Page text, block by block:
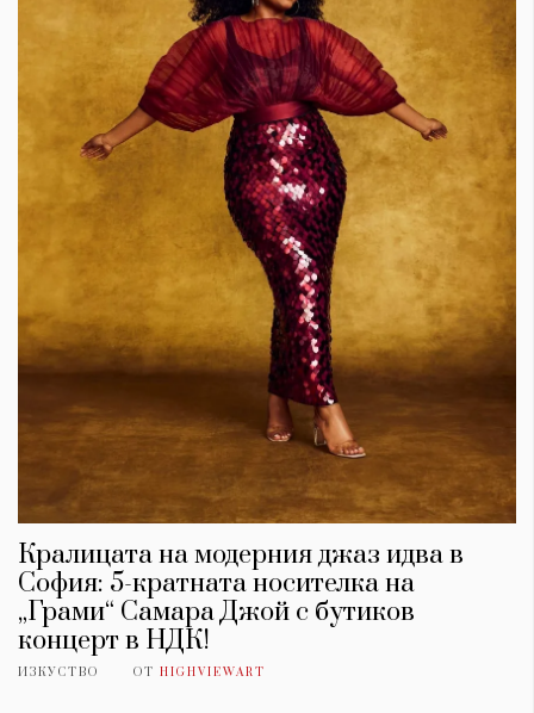
Кралицата на модерния джаз идва в
София: 5-кратната носителка на
„Грами“ Самара Джой с бутиков
концерт в НДК!
ИЗКУСТВО ОТ HIGHVIEWART